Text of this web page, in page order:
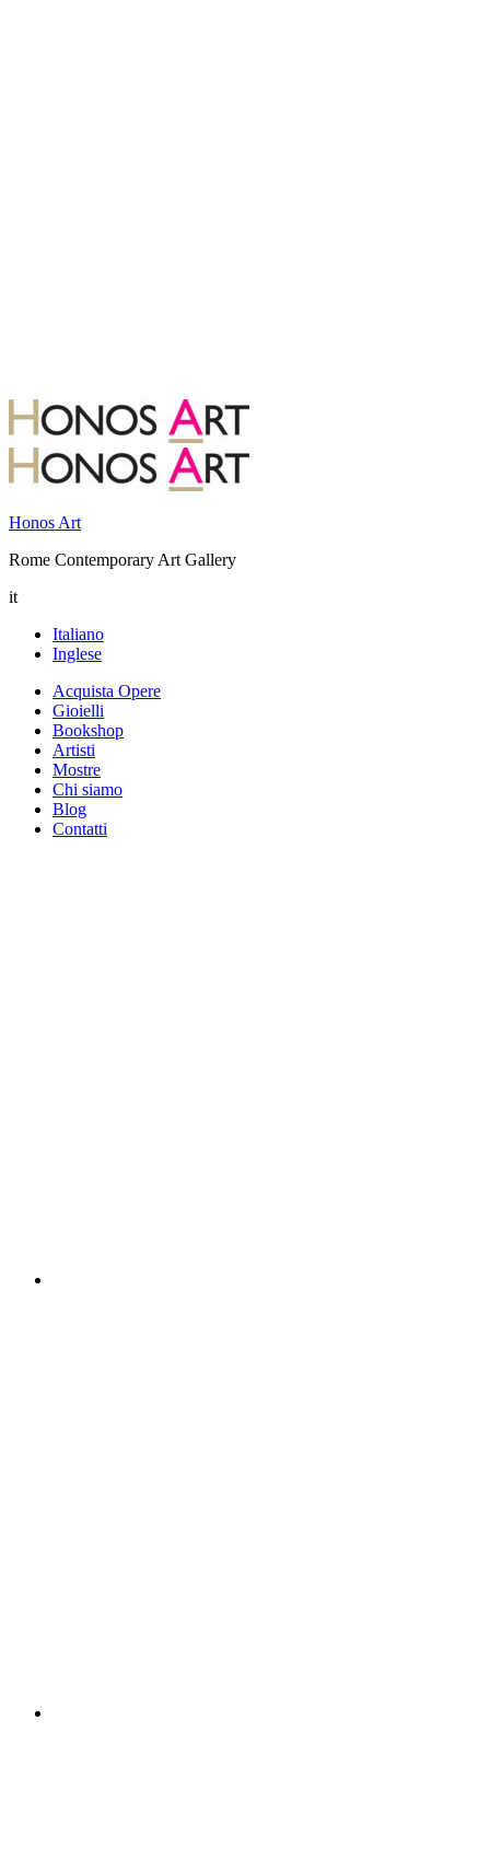
Honos Art
Rome Contemporary Art Gallery
it
Italiano
Inglese
Acquista Opere
Gioielli
Bookshop
Artisti
Mostre
Chi siamo
Blog
Contatti